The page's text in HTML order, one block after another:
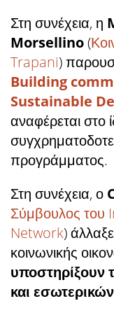
Στη συνέχεια, η
Morsellino(
Trapani)
Building
Sustainable
αναφέρεται στο
προγράμματος.
Στη συνέχεια, ο
Σύμβουλος του
Network)
κοινωνικής
υποστηρίξουν
και